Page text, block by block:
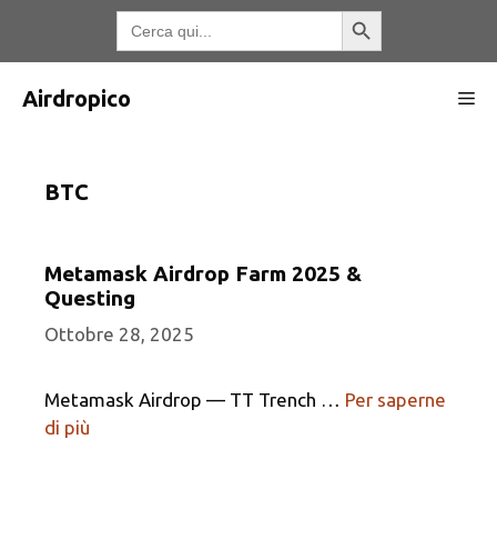
contenuto
Ricerca
per:
Pulsante di ricerca
Airdropico
BTC
Metamask Airdrop Farm 2025 &
Questing
Ottobre 28, 2025
Metamask Airdrop — TT Trench … Per saperne
di più